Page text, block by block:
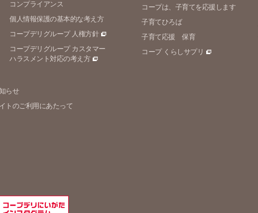
コンプライアンス
個人情報保護の基本的な考え方
コープデリグループ 人権方針
コープデリグループ カスタマー
ハラスメント対応の考え方
コープは、子育てを応援します
子育てひろば
子育て応援 保育
コープ くらしサプリ
らせ
トのご利用にあたって